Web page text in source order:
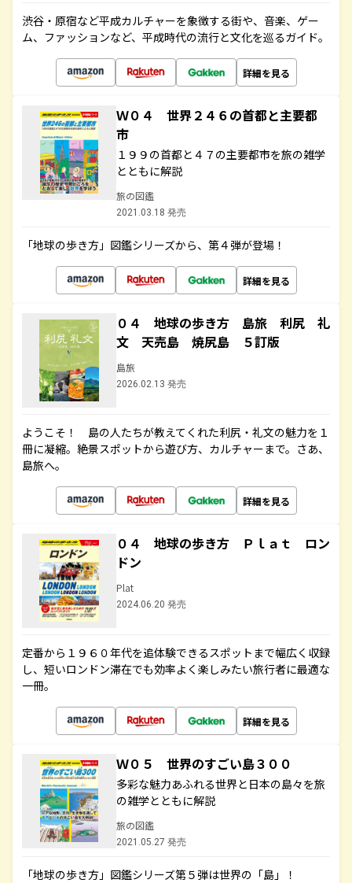
渋谷・原宿など平成カルチャーを象徴する街や、音楽、ゲー
ム、ファッションなど、平成時代の流行と文化を巡るガイド。
詳細を見る
Ｗ０４ 世界２４６の首都と主要都
市
１９９の首都と４７の主要都市を旅の雑学
とともに解説
旅の図鑑
2021.03.18 発売
「地球の歩き方」図鑑シリーズから、第４弾が登場！
詳細を見る
０４ 地球の歩き方 島旅 利尻 礼
文 天売島 焼尻島 ５訂版
島旅
2026.02.13 発売
ようこそ！ 島の人たちが教えてくれた利尻・礼文の魅力を１
冊に凝縮。絶景スポットから遊び方、カルチャーまで。さあ、
島旅へ。
詳細を見る
０４ 地球の歩き方 Ｐｌａｔ ロン
ドン
Plat
2024.06.20 発売
定番から１９６０年代を追体験できるスポットまで幅広く収録
し、短いロンドン滞在でも効率よく楽しみたい旅行者に最適な
一冊。
詳細を見る
Ｗ０５ 世界のすごい島３００
多彩な魅力あふれる世界と日本の島々を旅
の雑学とともに解説
旅の図鑑
2021.05.27 発売
「地球の歩き方」図鑑シリーズ第５弾は世界の「島」！